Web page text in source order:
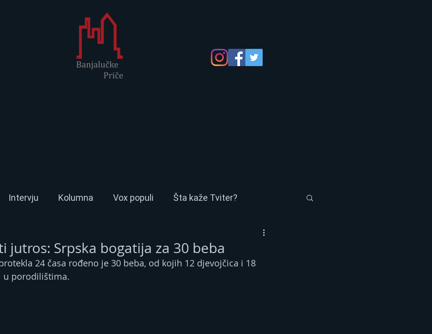
Intervju Kolumna Vox populi Šta kaže Tviter?
jutros: Srpska bogatija za 30 beba
24 časa rođeno je 30 beba, od kojih 12 djevojčica i 18
u porodilištima.